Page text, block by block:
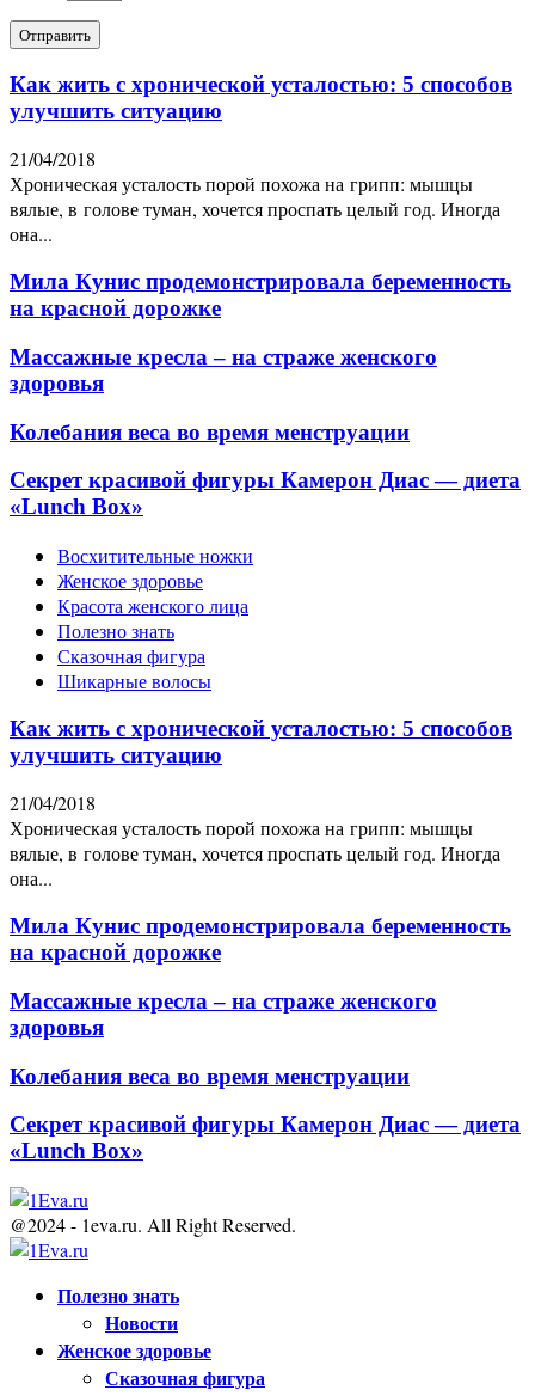
Как жить с хронической усталостью: 5 способов
улучшить ситуацию
21/04/2018
Хроническая усталость порой похожа на грипп: мышцы
вялые, в голове туман, хочется проспать целый год. Иногда
она...
Мила Кунис продемонстрировала беременность
на красной дорожке
Массажные кресла – на страже женского
здоровья
Колебания веса во время менструации
Секрет красивой фигуры Камерон Диас — диета
«Lunch Box»
Восхитительные ножки
Женское здоровье
Красота женского лица
Полезно знать
Сказочная фигура
Шикарные волосы
Как жить с хронической усталостью: 5 способов
улучшить ситуацию
21/04/2018
Хроническая усталость порой похожа на грипп: мышцы
вялые, в голове туман, хочется проспать целый год. Иногда
она...
Мила Кунис продемонстрировала беременность
на красной дорожке
Массажные кресла – на страже женского
здоровья
Колебания веса во время менструации
Секрет красивой фигуры Камерон Диас — диета
«Lunch Box»
@2024 - 1eva.ru. All Right Reserved.
Полезно знать
Новости
Женское здоровье
Сказочная фигура